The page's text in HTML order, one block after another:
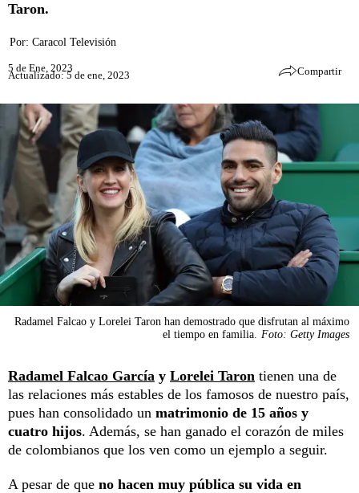
Taron.
Por: Caracol Televisión
5 de Ene, 2023
Actualizado: 5 de ene, 2023 Compartir
Radamel Falcao y Lorelei Taron han demostrado que disfrutan al máximo
el tiempo en familia.
Foto: Getty Images
Radamel Falcao García y Lorelei Taron tienen una de
las relaciones más estables de los famosos de nuestro país,
pues han consolidado un matrimonio de 15 años y
cuatro hijos. Además, se han ganado el corazón de miles
de colombianos que los ven como un ejemplo a seguir.
A pesar de que no hacen muy pública su vida en